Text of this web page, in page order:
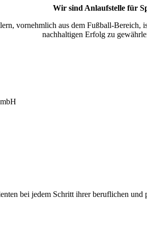
Wir sind Anlaufstelle für
vornehmlich aus dem Fußball-Bereich,
nachhaltigen Erfolg zu
bei jedem Schritt ihrer beruflichen